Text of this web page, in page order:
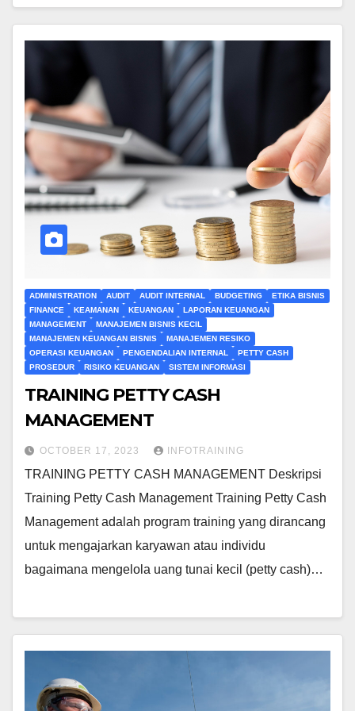
ADMINISTRATION AUDIT AUDIT INTERNAL BUDGETING
ETIKA BISNIS
FINANCE
KEAMANAN KEUANGAN
LAPORAN KEUANGAN
MANAGEMENT
MANAJEMEN BISNIS KECIL
MANAJEMEN KEUANGAN BISNIS
MANAJEMEN RESIKO
OPERASI KEUANGAN
PENGENDALIAN INTERNAL
PETTY CASH
PROSEDUR
RISIKO KEUANGAN SISTEM INFORMASI
TRAINING PETTY CASH
MANAGEMENT
OCTOBER 17, 2023 INFOTRAINING
TRAINING PETTY CASH MANAGEMENT Deskripsi
Training Petty Cash Management Training Petty Cash
Management adalah program training yang dirancang
untuk mengajarkan karyawan atau individu
bagaimana mengelola uang tunai kecil (petty cash)…